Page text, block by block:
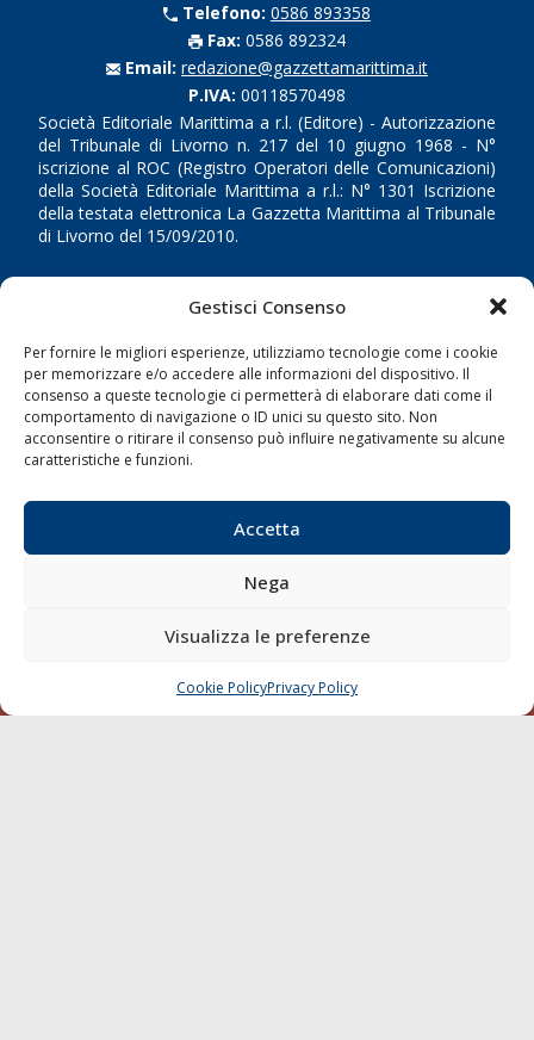
Gestisci Consenso
Per fornire le migliori esperienze, utilizziamo tecnologie come i cookie
per memorizzare e/o accedere alle informazioni del dispositivo. Il
consenso a queste tecnologie ci permetterà di elaborare dati come il
comportamento di navigazione o ID unici su questo sito. Non
acconsentire o ritirare il consenso può influire negativamente su alcune
caratteristiche e funzioni.
Accetta
Nega
Visualizza le preferenze
Cookie PolicyPrivacy Policy
Telefono: 0586 893358
Fax: 0586 892324
Email: redazione@gazzettamarittima.it
P.IVA: 00118570498
Società Editoriale Marittima a r.l. (Editore) - Autorizzazione
del Tribunale di Livorno n. 217 del 10 giugno 1968 - N°
iscrizione al ROC (Registro Operatori delle Comunicazioni)
della Società Editoriale Marittima a r.l.: N° 1301 Iscrizione
della testata elettronica La Gazzetta Marittima al Tribunale
di Livorno del 15/09/2010.
Shipping
Porti/Interporti
Trasporti
Varie
Compagnie di Navigazione
Blue economy
Diporto
Chi siamo
CHIAMA SCRIVI